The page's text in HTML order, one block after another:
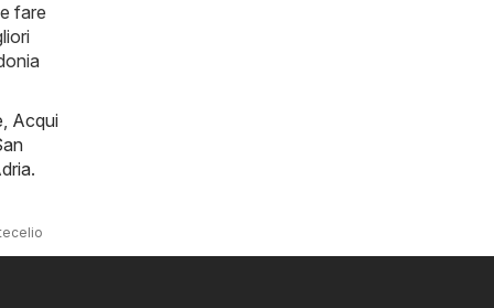
fare
, Acqui
.